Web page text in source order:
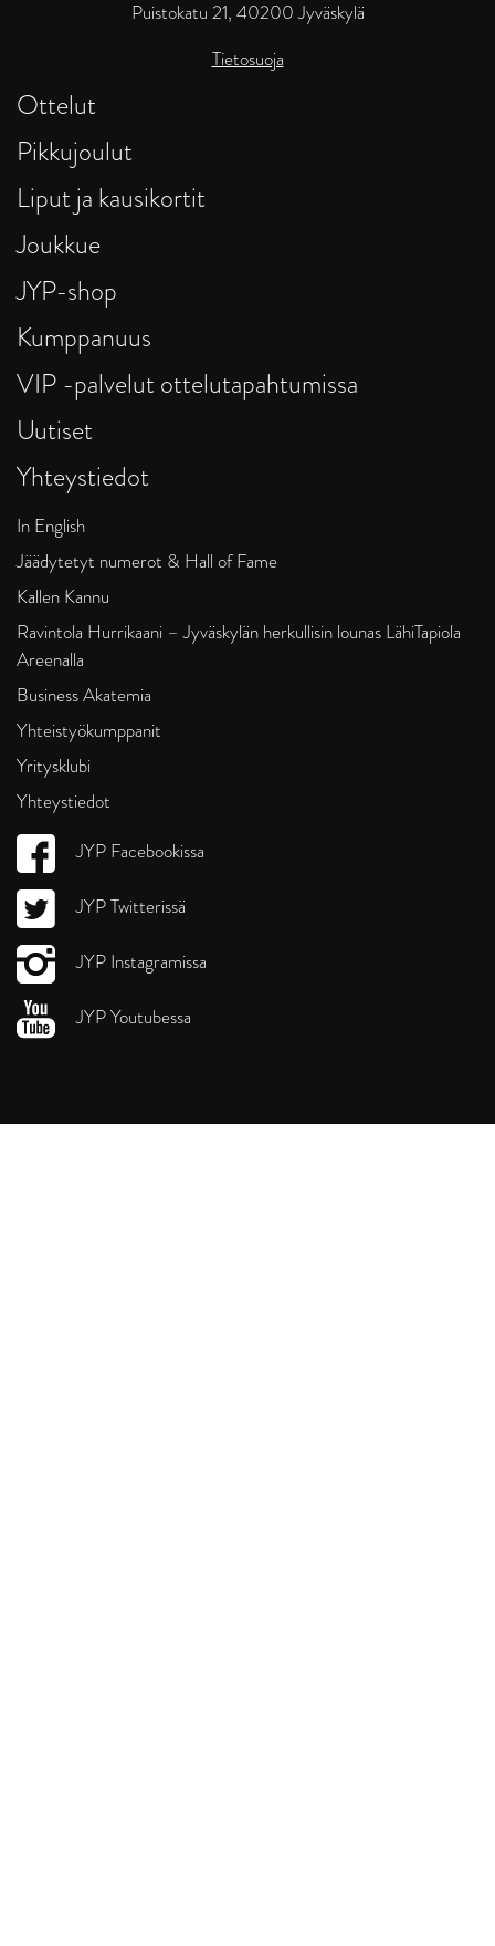
Puistokatu 21, 40200 Jyväskylä
Tietosuoja
Ottelut
Pikkujoulut
Liput ja kausikortit
Joukkue
JYP-shop
Kumppanuus
VIP -palvelut ottelutapahtumissa
Uutiset
Yhteystiedot
In English
Jäädytetyt numerot & Hall of Fame
Kallen Kannu
Ravintola Hurrikaani – Jyväskylän herkullisin lounas LähiTapiola
Areenalla
Business Akatemia
Yhteistyökumppanit
Yritysklubi
Yhteystiedot
JYP Facebookissa
JYP Twitterissä
JYP Instagramissa
JYP Youtubessa